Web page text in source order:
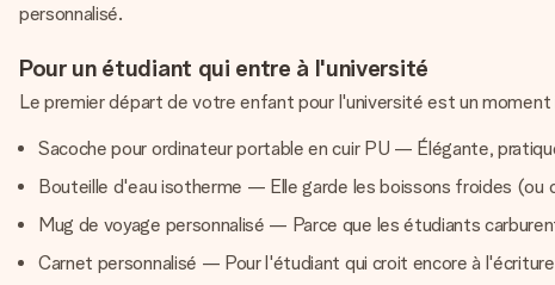
personnalisé.
Pour un étudiant qui entre à l'université
Le premier départ de votre enfant pour l'université est un
Sacoche pour ordinateur portable en cuir PU — Élégante,
Bouteille d'eau isotherme — Elle garde les boissons froides (ou
Mug de voyage personnalisé — Parce que les étudiants
Carnet personnalisé — Pour l'étudiant qui croit encore à